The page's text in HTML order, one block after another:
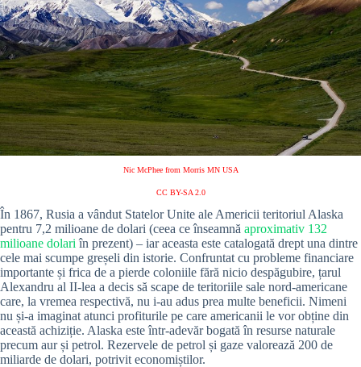
Nic McPhee from Morris MN USA
CC BY-SA 2.0
În 1867, Rusia a vândut Statelor Unite ale Americii teritoriul Alaska
pentru 7,2 milioane de dolari (ceea ce înseamnă aproximativ 132
milioane dolari în prezent) – iar aceasta este catalogată drept una dintre
cele mai scumpe greșeli din istorie. Confruntat cu probleme financiare
importante și frica de a pierde coloniile fără nicio despăgubire, țarul
Alexandru al II-lea a decis să scape de teritoriile sale nord-americane
care, la vremea respectivă, nu i-au adus prea multe beneficii. Nimeni
nu și-a imaginat atunci profiturile pe care americanii le vor obține din
această achiziție. Alaska este într-adevăr bogată în resurse naturale
precum aur și petrol. Rezervele de petrol și gaze valorează 200 de
miliarde de dolari, potrivit economiștilor.